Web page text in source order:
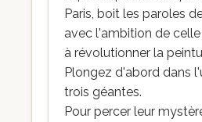
Paris, boit les paroles
avec l'ambition de
à révolutionner la
Plongez d'abord dans
trois géantes.
Pour percer leur